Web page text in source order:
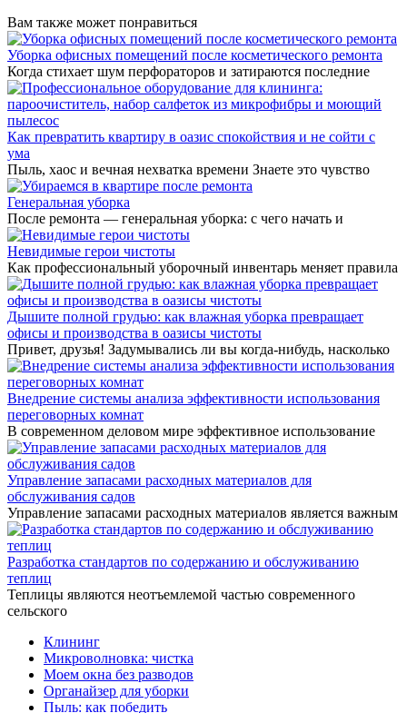
Вам также может понравиться
Уборка офисных помещений после косметического ремонта
Когда стихает шум перфораторов и затираются последние
Как превратить квартиру в оазис спокойствия и не сойти с
ума
Пыль, хаос и вечная нехватка времени Знаете это чувство
Генеральная уборка
После ремонта — генеральная уборка: с чего начать и
Невидимые герои чистоты
Как профессиональный уборочный инвентарь меняет правила
Дышите полной грудью: как влажная уборка превращает
офисы и производства в оазисы чистоты
Привет, друзья! Задумывались ли вы когда-нибудь, насколько
Внедрение системы анализа эффективности использования
переговорных комнат
В современном деловом мире эффективное использование
Управление запасами расходных материалов для
обслуживания садов
Управление запасами расходных материалов является важным
Разработка стандартов по содержанию и обслуживанию
теплиц
Теплицы являются неотъемлемой частью современного
сельского
Клининг
Микроволновка: чистка
Моем окна без разводов
Органайзер для уборки
Пыль: как победить